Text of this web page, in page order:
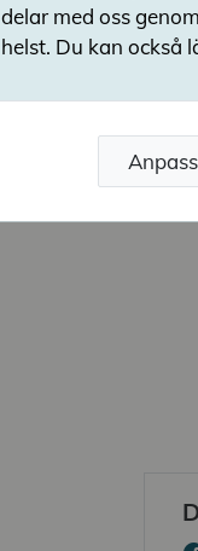
delar med oss
helst. Du kan också